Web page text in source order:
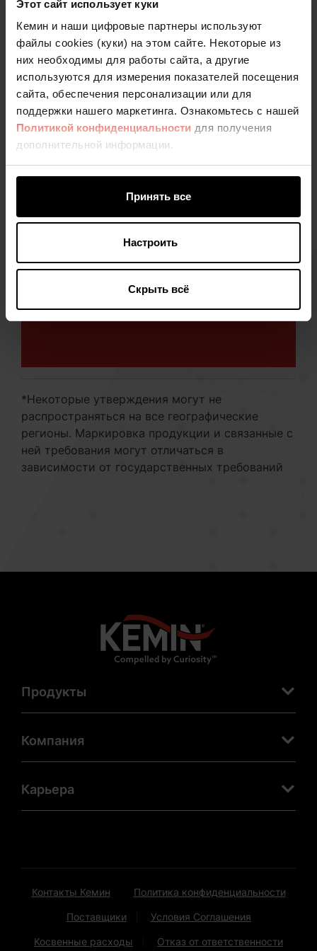
Этот сайт использует куки
Кемин и наши цифровые партнеры используют
файлы cookies (куки) на этом сайте. Некоторые из
них необходимы для работы сайта, а другие
используются для измерения показателей посещения
сайта, обеспечения персонализации или для
поддержки нашего маркетинга. Ознакомьтесь с нашей
Политикой конфиденциальности для получения
дополнительной информации.
Принять все
Настроить
Скрыть всё
разрабатывать и внедрять систему применения
продукции полностью. После установки
оборудования Инженерно-Техническая служба
продолжает оказывать поддержку клиенту по
наладке и техническому обслуживанию
системы. Наша команда экспертов также
проводит семинары и тренинги, чтобы
поделиться с клиентами передовым опытом и
знаниями.
Для получения консультации о
нашем Инженерном сервисе
Свяжитесь с нами
*Некоторые утверждения могут не
распространяться на все географические
регионы. Маркировка продукции и связанные с
ней требования могут отличаться в
зависимости от государственных требований
Продукты
Компания
Карьера
Контакты Кемин Политика конфиденциальности
Поставщики Условия Соглашения
Косвенные расходы Отказ от ответственности